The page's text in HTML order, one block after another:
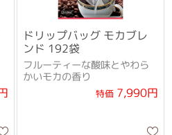
ドリップバッグ モカブレ
ンド 192袋
フルーティーな酸味とやわら
かいモカの香り
特価7,990円